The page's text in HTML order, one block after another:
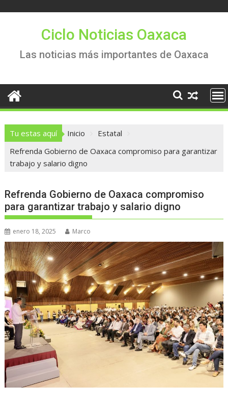
Ciclo Noticias Oaxaca
Las noticias más importantes de Oaxaca
Tu estas aquí Inicio
Estatal
Refrenda Gobierno de Oaxaca compromiso para garantizar
trabajo y salario digno
Refrenda Gobierno de Oaxaca compromiso
para garantizar trabajo y salario digno
enero 18, 2025 Marco